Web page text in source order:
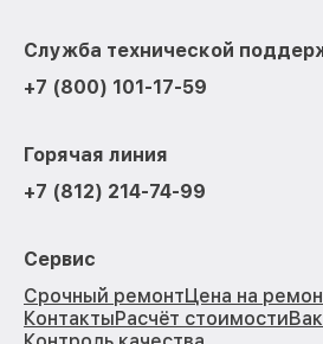
Служба технической
+7 (800) 101-17-59
Горячая линия
+7 (812) 214-74-99
Сервис
Срочный ремонтЦена на
КонтактыРасчёт стоимости